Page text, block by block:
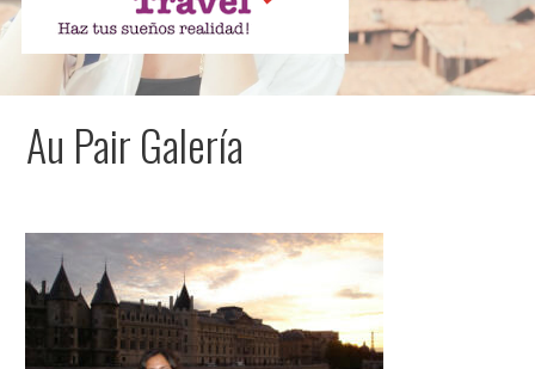
Learn and Travel
Agencia de Internacionalización Académica
Au Pair Galería